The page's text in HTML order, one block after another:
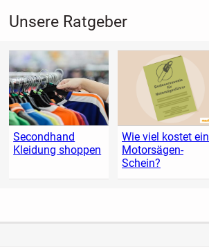
Unsere Ratgeber
Secondhand
Kleidung shoppen
Wie viel kostet ein
Motorsägen-
Schein?